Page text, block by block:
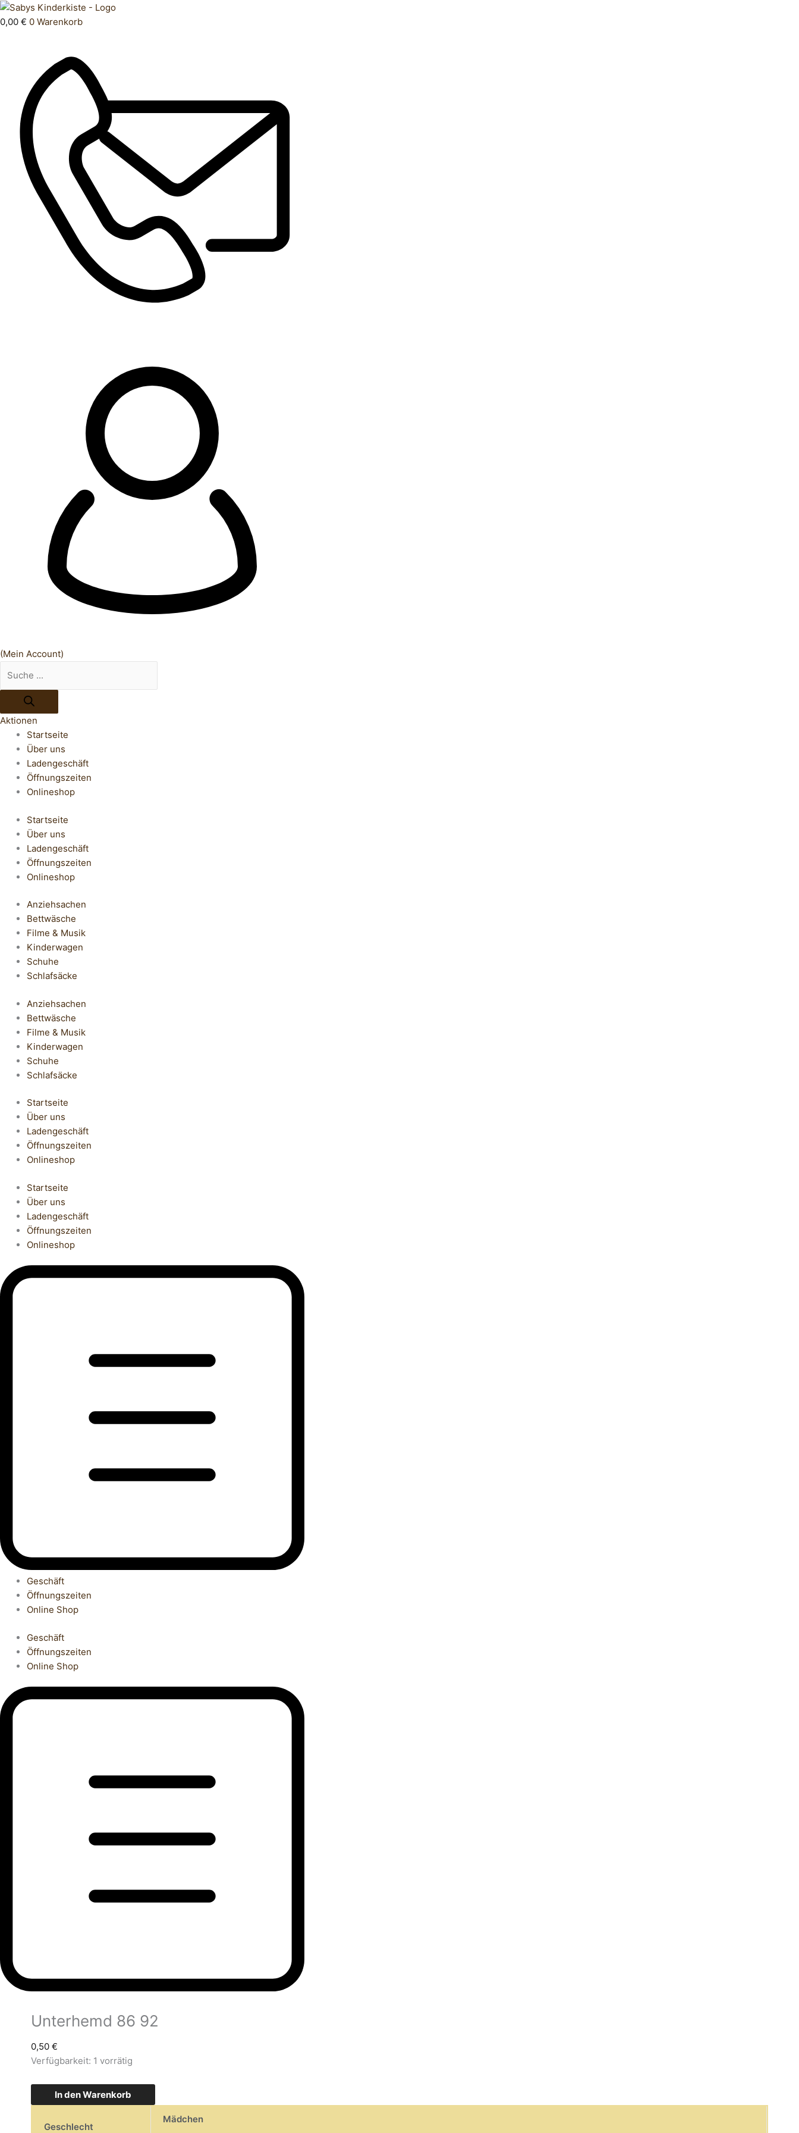
Zum
Inhalt
0,00 € 0 Warenkorb
(Mein Account)
Products
search
Aktionen
Startseite
Über uns
Ladengeschäft
Öffnungszeiten
Onlineshop
Startseite
Über uns
Ladengeschäft
Öffnungszeiten
Onlineshop
Anziehsachen
Bettwäsche
Filme & Musik
Kinderwagen
Schuhe
Schlafsäcke
Anziehsachen
Bettwäsche
Filme & Musik
Kinderwagen
Schuhe
Schlafsäcke
Startseite
Über uns
Ladengeschäft
Öffnungszeiten
Onlineshop
Startseite
Über uns
Ladengeschäft
Öffnungszeiten
Onlineshop
Geschäft
Öffnungszeiten
Online Shop
Geschäft
Öffnungszeiten
Online Shop
Unterhemd 86 92
0,50 €
Verfügbarkeit: 1 vorrätig
Unterhemd
86
In den Warenkorb
Geschlecht
Mädchen